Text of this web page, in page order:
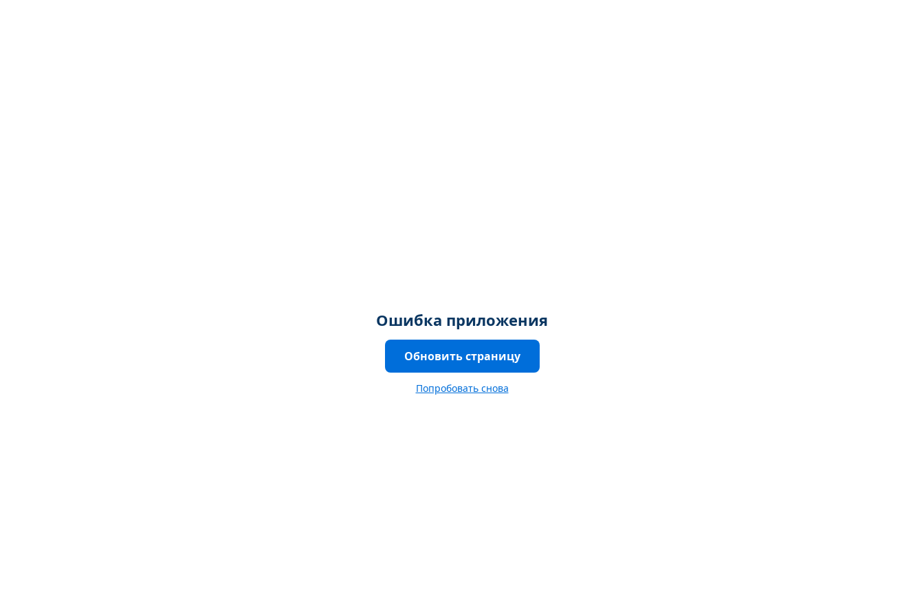
Ошибка приложения
Обновить страницу
Попробовать снова